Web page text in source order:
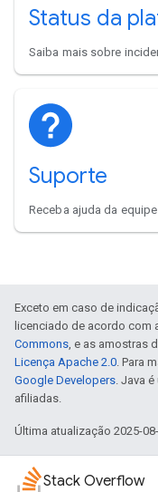
Status da
Saiba mais sobre
Suporte
Receba ajuda da
Exceto em caso de
licenciado de acordo com
Commons, e as amostras
Licença Apache 2.0. Para
Google Developers. Java
afiliadas.
Última atualização 2025-
Stack Overflow